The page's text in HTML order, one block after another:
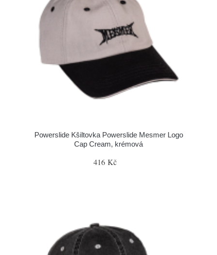
Powerslide Kšiltovka Powerslide Mesmer Logo
Cap Cream, krémová
416 Kč